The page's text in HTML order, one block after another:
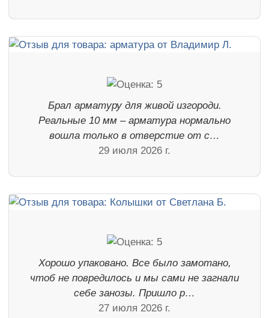
Брал арматуру для живой изгороди.
Реальные 10 мм – арматура нормально
вошла только в отверстие от с…
29 июля 2026 г.
Хорошо упаковано. Все было замотано,
чтоб не повредилось и мы сами не загнали
себе занозы. Пришло р…
27 июля 2026 г.